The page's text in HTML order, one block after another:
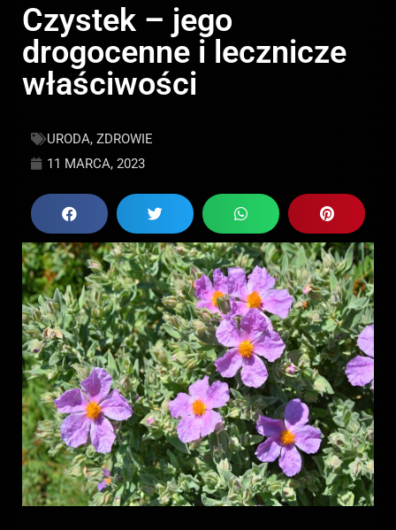
Czystek – jego
drogocenne i lecznicze
właściwości
URODA, ZDROWIE
11 MARCA, 2023